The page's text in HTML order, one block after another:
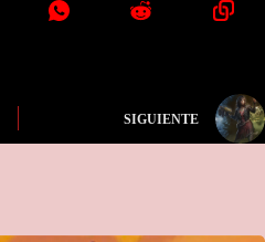
SIGUIENTE